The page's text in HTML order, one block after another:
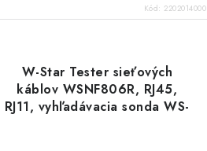
Kód: 2202014000
W-Star Tester sieťových
káblov WSNF806R, RJ45,
RJ11, vyhľadávacia sonda WS-